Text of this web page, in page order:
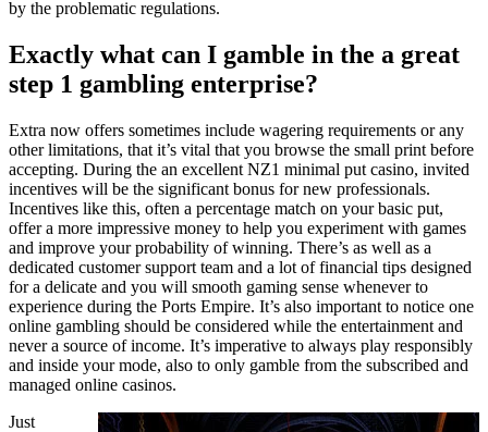
by the problematic regulations.
Exactly what can I gamble in the a great
step 1 gambling enterprise?
Extra now offers sometimes include wagering requirements or any
other limitations, that it’s vital that you browse the small print before
accepting. During the an excellent NZ1 minimal put casino, invited
incentives will be the significant bonus for new professionals.
Incentives like this, often a percentage match on your basic put,
offer a more impressive money to help you experiment with games
and improve your probability of winning. There’s as well as a
dedicated customer support team and a lot of financial tips designed
for a delicate and you will smooth gaming sense whenever to
experience during the Ports Empire. It’s also important to notice one
online gambling should be considered while the entertainment and
never a source of income. It’s imperative to always play responsibly
and inside your mode, also to only gamble from the subscribed and
managed online casinos.
Just